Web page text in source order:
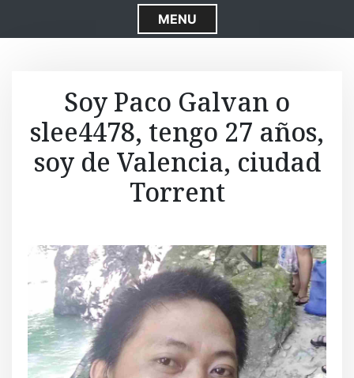
S
k
o
o
n
e
MENU
Soy Paco Galvan o
slee4478, tengo 27 años,
soy de Valencia, ciudad
Torrent